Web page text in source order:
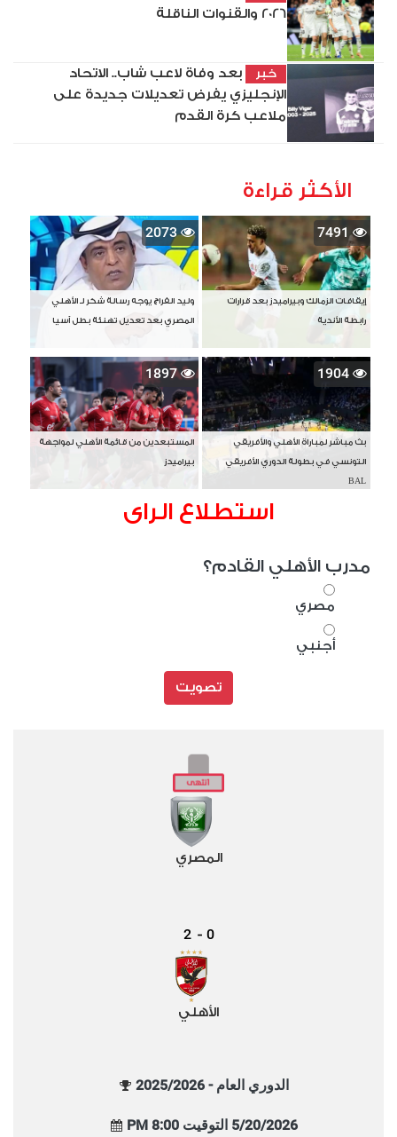
2026 والقنوات الناقلة
خبر
بعد وفاة لاعب شاب.. الاتحاد
الإنجليزي يفرض تعديلات جديدة على
ملاعب كرة القدم
الأكثر قراءة
7491
إيقافات الزمالك وبيراميدز بعد قرارات
رابطة الأندية
2073
وليد الفراج يوجه رسالة شكر لـ الأهلي
المصري بعد تعديل تهنئة بطل آسيا
1904
بث مباشر لمباراة الأهلي والأفريقي
التونسي في بطولة الدوري الأفريقي
BAL
1897
المستبعدين من قائمة الأهلي لمواجهة
بيراميدز
استطلاع الراى
مدرب الأهلي القادم؟
مصري
أجنبي
تصويت
المصري
0
-
2
الأهلي
الدوري العام - 2025/2026
5/20/2026 التوقيت 8:00 PM